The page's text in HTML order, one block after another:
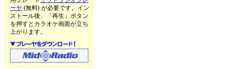
ーヤ (無料) が必要です。イン
ストール後、「再生」ボタン
を押すとカラオケ画面が立ち
上がります。